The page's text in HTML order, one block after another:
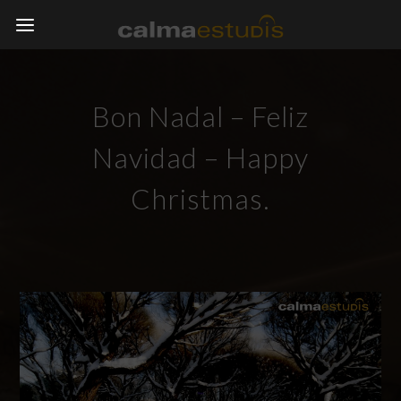
Bon Nadal – Feliz
Navidad – Happy
Christmas.